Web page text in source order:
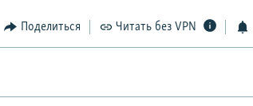
Поделиться Читать без VPN